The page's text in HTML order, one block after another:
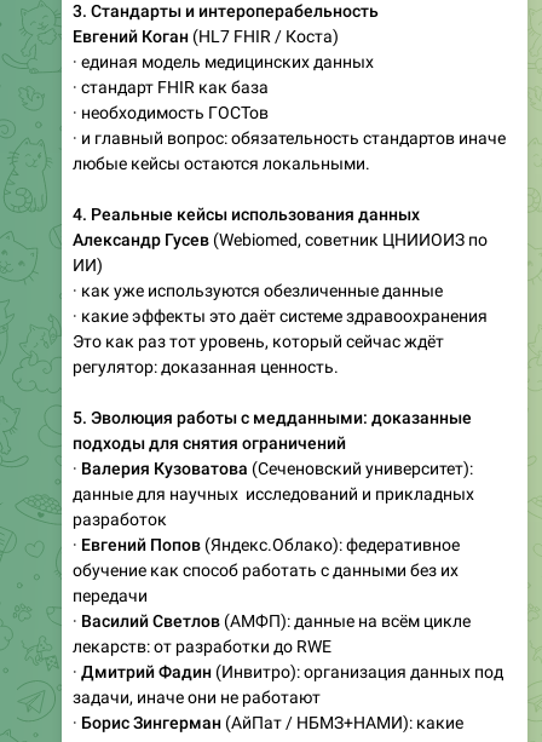
3. Стандарты и интероперабельность
Евгений Коган (HL7 FHIR / Коста)
· единая модель медицинских данных
· стандарт FHIR как база
· необходимость ГОСТов
· и главный вопрос: обязательность стандартов иначе
любые кейсы остаются локальными.
4. Реальные кейсы использования данных
Александр Гусев (Webiomed, советник ЦНИИОИЗ по
ИИ)
· как уже используются обезличенные данные
· какие эффекты это даёт системе здравоохранения
Это как раз тот уровень, который сейчас ждёт
регулятор: доказанная ценность.
5. Эволюция работы с медданными: доказанные
подходы для снятия ограничений
· Валерия Кузоватова (Сеченовский университет):
данные для научных исследований и прикладных
разработок
· Евгений Попов (Яндекс.Облако): федеративное
обучение как способ работать с данными без их
передачи
· Василий Светлов (АМФП): данные на всём цикле
лекарств: от разработки до RWE
· Дмитрий Фадин (Инвитро): организация данных под
задачи, иначе они не работают
· Борис Зингерман (АйПат / НБМЗ+НАМИ): какие